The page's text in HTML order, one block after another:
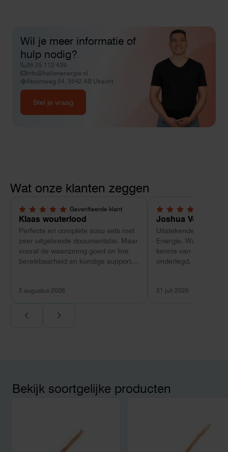
Wil je meer informatie of
hulp nodig?
06 25 112 439
info@helionenergie.nl
Atoomweg 54, 3542 AB Utrecht
Stel je vraag
Wat onze klanten zeggen
Geverifieerde klant
5,0 van 5 sterren
Klaas wouterlood
Perfecte en complete accu sets met
zeer uitgebreide documentatie. Maar
vooral de waanzinnig goed on line
bereikbaarheid en kundige support
5 augustus 2026
5,0 van 5 sterren
Joshua Verdonk
Uitstekende ervaring
Energie. Wat vooral
kennis van zaken:
onderlegd, heldere
Ook de nazorg is
noodstroom voor de
31 juli 2026
Bekijk soortgelijke producten